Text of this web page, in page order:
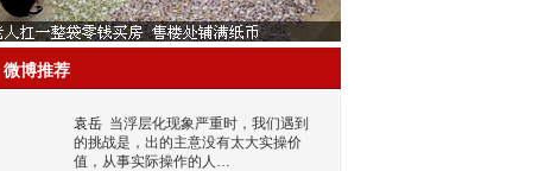
微博推荐
袁岳 当浮层化现象严重时，我们遇到
的挑战是，出的主意没有太大实操价
值，从事实际操作的人…